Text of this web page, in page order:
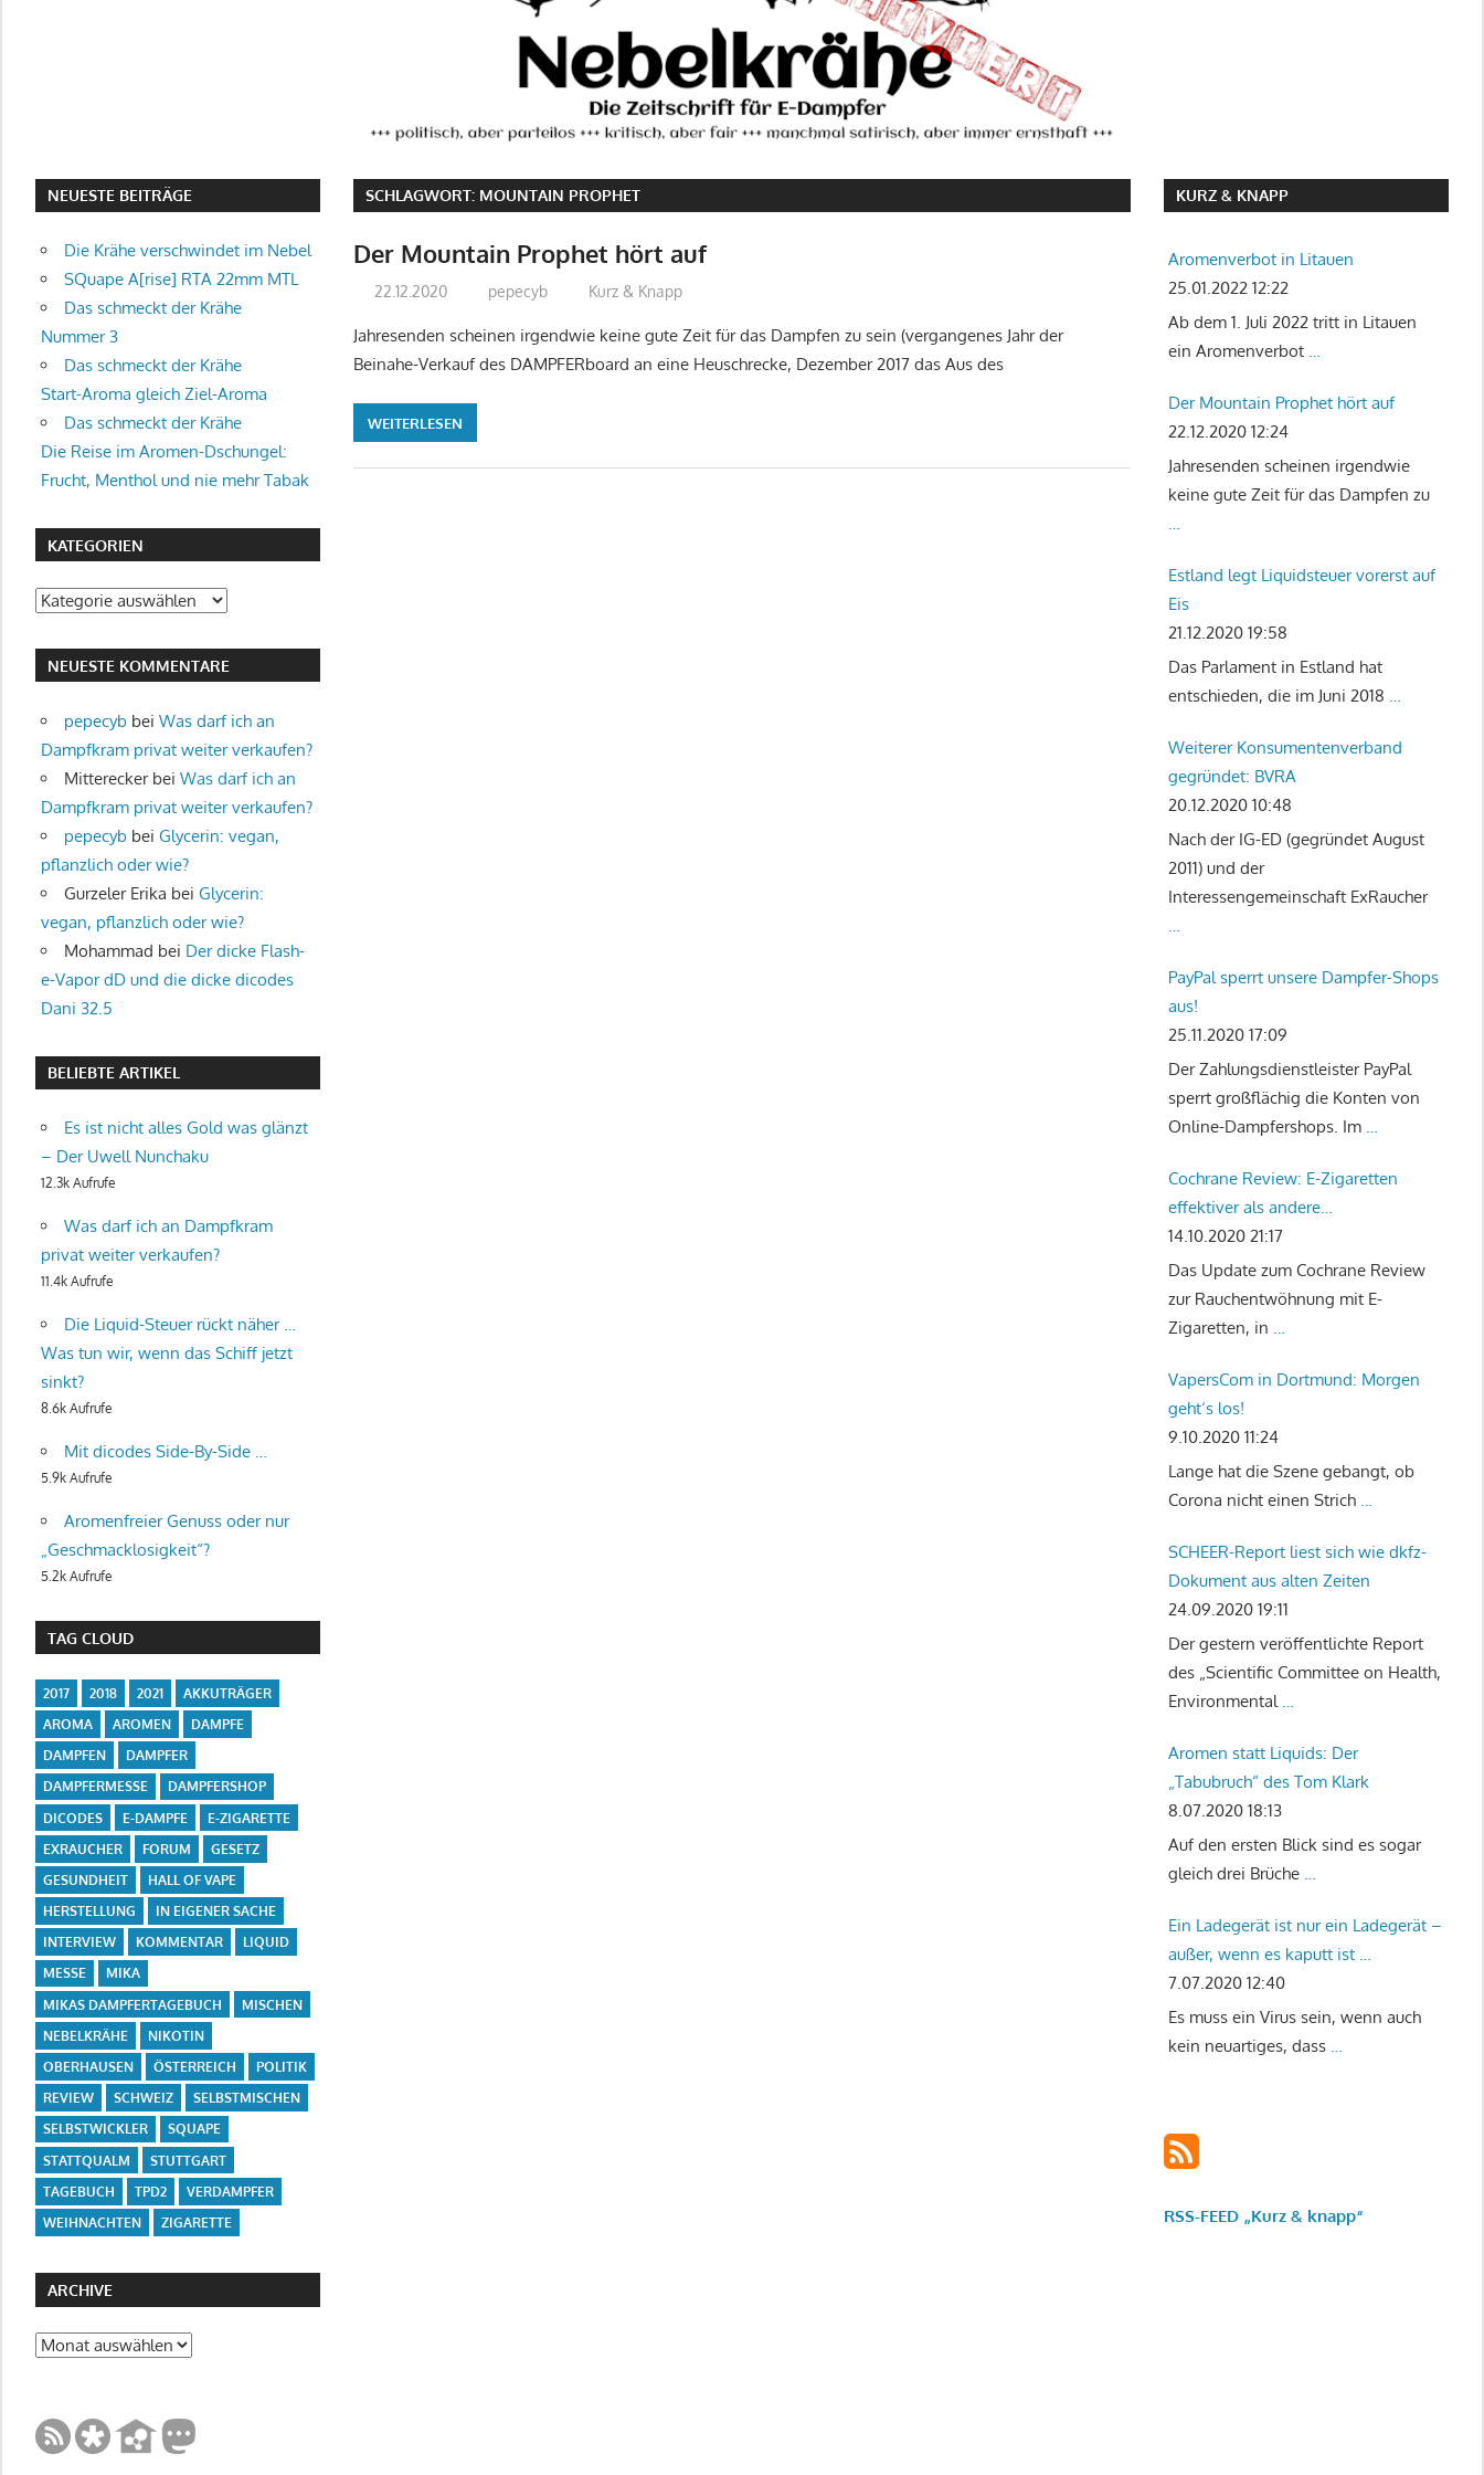
SCHLAGWORT: MOUNTAIN PROPHET
Der Mountain Prophet hört auf
22.12.2020 pepecyb Kurz & Knapp
Jahresenden scheinen irgendwie keine gute Zeit für das Dampfen zu sein (vergangenes Jahr der
Beinahe-Verkauf des DAMPFERboard an eine Heuschrecke, Dezember 2017 das Aus des
WEITERLESEN
NEUESTE BEITRÄGE
Die Krähe verschwindet im Nebel
SQuape A[rise] RTA 22mm MTL
Das schmeckt der Krähe
Nummer 3
Das schmeckt der Krähe
Start-Aroma gleich Ziel-Aroma
Das schmeckt der Krähe
Die Reise im Aromen-Dschungel:
Frucht, Menthol und nie mehr Tabak
KATEGORIEN
Kategorien
NEUESTE KOMMENTARE
pepecybbei Was darf ich an
Dampfkram privat weiter verkaufen?
Mittereckerbei Was darf ich an
Dampfkram privat weiter verkaufen?
pepecybbei Glycerin: vegan,
pflanzlich oder wie?
Gurzeler Erika bei Glycerin:
vegan, pflanzlich oder wie?
Mohammad bei Der dicke Flash-
e-Vapor dD und die dicke dicodes
Dani 32.5
BELIEBTE ARTIKEL
Es ist nicht alles Gold was glänzt
– Der Uwell Nunchaku
12.3k Aufrufe
Was darf ich an Dampfkram
privat weiter verkaufen?
11.4k Aufrufe
Die Liquid-Steuer rückt näher …
Was tun wir, wenn das Schiff jetzt
sinkt?
8.6k Aufrufe
Mit dicodes Side-By-Side …
5.9k Aufrufe
Aromenfreier Genuss oder nur
„Geschmacklosigkeit“?
5.2k Aufrufe
TAG CLOUD
2017 2018 2021
AKKUTRÄGER
AROMA
AROMEN
DAMPFE
DAMPFEN
DAMPFER
DAMPFERMESSE
DAMPFERSHOP
DICODES
E-DAMPFE
E-ZIGARETTE
EXRAUCHER
FORUM
GESETZ
GESUNDHEIT
HALL OF VAPE
HERSTELLUNG
IN EIGENER SACHE
INTERVIEW
KOMMENTAR
LIQUID
MESSE
MIKA
MIKAS DAMPFERTAGEBUCH
MISCHEN
NEBELKRÄHE
NIKOTIN
OBERHAUSEN
ÖSTERREICH
POLITIK
REVIEW
SCHWEIZ
SELBSTMISCHEN
SELBSTWICKLER
SQUAPE
STATTQUALM
STUTTGART
TAGEBUCH
TPD2
VERDAMPFER
WEIHNACHTEN
ZIGARETTE
ARCHIVE
Archive
KURZ & KNAPP
Aromenverbot in Litauen
25.01.2022 12:22
Ab dem 1. Juli 2022 tritt in Litauen
ein Aromenverbot …
Der Mountain Prophet hört auf
22.12.2020 12:24
Jahresenden scheinen irgendwie
keine gute Zeit für das Dampfen zu
…
Estland legt Liquidsteuer vorerst auf
Eis
21.12.2020 19:58
Das Parlament in Estland hat
entschieden, die im Juni 2018 …
Weiterer Konsumentenverband
gegründet: BVRA
20.12.2020 10:48
Nach der IG-ED (gegründet August
2011) und der
Interessengemeinschaft ExRaucher
…
PayPal sperrt unsere Dampfer-Shops
aus!
25.11.2020 17:09
Der Zahlungsdienstleister PayPal
sperrt großflächig die Konten von
Online-Dampfershops. Im …
Cochrane Review: E-Zigaretten
effektiver als andere
Rauchentwöhnungstherapien
14.10.2020 21:17
Das Update zum Cochrane Review
zur Rauchentwöhnung mit E-
Zigaretten, in …
VapersCom in Dortmund: Morgen
geht‘s los!
9.10.2020 11:24
Lange hat die Szene gebangt, ob
Corona nicht einen Strich …
SCHEER-Report liest sich wie dkfz-
Dokument aus alten Zeiten
24.09.2020 19:11
Der gestern veröffentlichte Report
des „Scientific Committee on Health,
Environmental …
Aromen statt Liquids: Der
„Tabubruch“ des Tom Klark
8.07.2020 18:13
Auf den ersten Blick sind es sogar
gleich drei Brüche …
Ein Ladegerät ist nur ein Ladegerät –
außer, wenn es kaputt ist …
7.07.2020 12:40
Es muss ein Virus sein, wenn auch
kein neuartiges, dass …
RSS-FEED „Kurz & knapp“